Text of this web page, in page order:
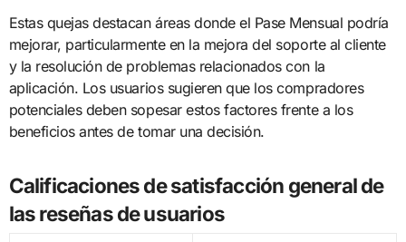
Estas quejas destacan áreas donde el Pase Mensual podría
mejorar, particularmente en la mejora del soporte al cliente
y la resolución de problemas relacionados con la
aplicación. Los usuarios sugieren que los compradores
potenciales deben sopesar estos factores frente a los
beneficios antes de tomar una decisión.
Calificaciones de satisfacción general de
las reseñas de usuarios